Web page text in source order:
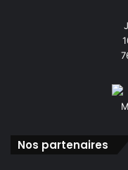
Nos partenaires